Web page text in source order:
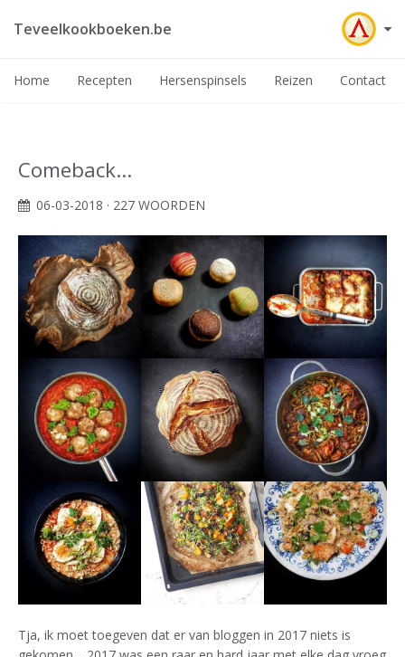
Teveelkookboeken.be
Home Recepten Hersenspinsels Reizen Contact
Comeback...
06-03-2018 · 227 WOORDEN
Tja, ik moet toegeven dat er van bloggen in 2017 niets is